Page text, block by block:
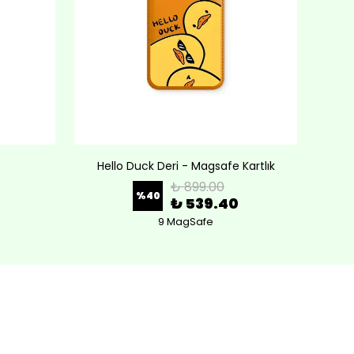
Hello Duck Deri - Magsafe Kartlık
%40 ₺ 899.00
₺ 539.40
9 MagSafe